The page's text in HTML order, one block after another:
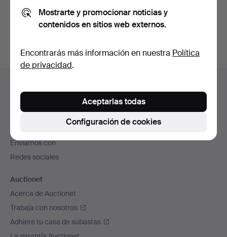
También puedes buscar ennuestro archivo de
subastas concluidas.
en
de
página
Contacta con el servicio de atención al cliente
Todas las casas de subastas
Enviamos con
Redes sociales
Auctionet
Acerca de Auctionet
Trabaja con nosotros
Adhiere tu casa de subastas
Mostrarte y promocionar noticias y
contenidos en sitios web externos.
Encontrarás más información en nuestra Política
de privacidad.
Configuración de cookies
Aceptarlas todas